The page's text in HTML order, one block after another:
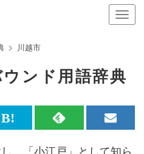
ナ
ビ
ョ
切
川越市
ンド用語辞典
は
RSS
で
メ
ル
、「小江戸」として知ら